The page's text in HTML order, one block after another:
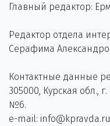
Главный редактор:
Редактор отдела
Серафима
Контактные данные
305000, Курская обл.,
№6.
e-mail: info@kpravda.ru